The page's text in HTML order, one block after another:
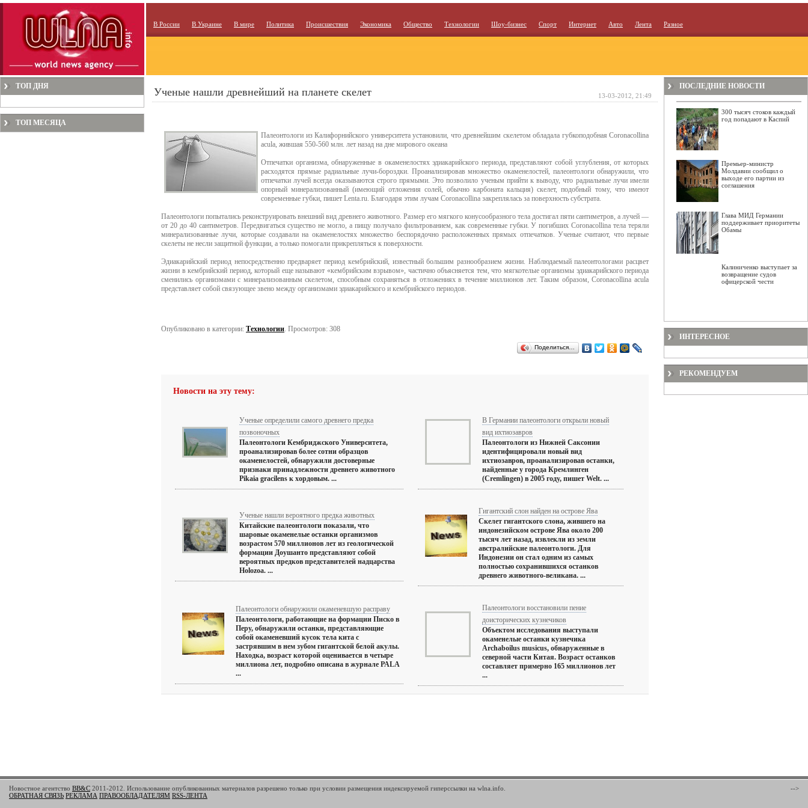
В России В Украине В мире Политика Происшествия Экономика Общество Технологии Шоу-бизнес Спорт Интернет Авто Лента Разное
ТОП ДНЯ
ТОП МЕСЯЦА
Ученые нашли древнейший на планете скелет
Палеонтологи из Калифорнийского университета установили, что древнейшим скелетом обладала губкоподобная Coronacollina
acula, жившая 550-560 млн. лет назад на дне мирового океана
Отпечатки организма, обнаруженные в окаменелостях эдиакарийского периода, представляют собой углубления, от которых
расходятся прямые радиальные лучи-бороздки. Проанализировав множество окаменелостей, палеонтологи обнаружили, что
отпечатки лучей всегда оказываются строго прямыми. Это позволило ученым прийти к выводу, что радиальные лучи имели
опорный минерализованный (имеющий отложения солей, обычно карбоната кальция) скелет, подобный тому, что имеют
современные губки, пишет Lenta.ru. Благодаря этим лучам Coronacollina закреплялась за поверхность субстрата.
Палеонтологи попытались реконструировать внешний вид древнего животного. Размер его мягкого конусообразного тела достигал пяти сантиметров, а лучей —
от 20 до 40 сантиметров. Передвигаться существо не могло, а пищу получало фильтрованием, как современные губки. У погибших Coronacollina тела теряли
минерализованные лучи, которые создавали на окаменелостях множество беспорядочно расположенных прямых отпечатков. Ученые считают, что первые
скелеты не несли защитной функции, а только помогали прикрепляться к поверхности.
Эдиакарийский период непосредственно предваряет период кембрийский, известный большим разнообразием жизни. Наблюдаемый палеонтологами расцвет
жизни в кембрийский период, который еще называют «кембрийским взрывом», частично объясняется тем, что мягкотелые организмы эдиакарийского периода
сменились организмами с минерализованным скелетом, способным сохраняться в отложениях в течение миллионов лет. Таким образом, Coronacollina acula
представляет собой связующее звено между организмами эдиакарийского и кембрийского периодов.
Опубликовано в категории: Технологии. Просмотров: 308
Поделиться…
Новости на эту тему:
Ученые определили самого древнего предка
позвоночных
Палеонтологи Кембриджского Университета,
проанализировав более сотни образцов
окаменелостей, обнаружили достоверные
признаки принадлежности древнего животного
Pikaia gracilens к хордовым. ...
В Германии палеонтологи открыли новый
вид ихтиозавров
Палеонтологи из Нижней Саксонии
идентифицировали новый вид
ихтиозавров, проанализировав останки,
найденные у города Кремлинген
(Cremlingen) в 2005 году, пишет Welt. ...
Ученые нашли вероятного предка животных
Китайские палеонтологи показали, что
шаровые окаменелые останки организмов
возрастом 570 миллионов лет из геологической
формации Доушанто представляют собой
вероятных предков представителей надцарства
Holozoa. ...
Гигантский слон найден на острове Ява
Скелет гигантского слона, жившего на
индонезийском острове Ява около 200
тысяч лет назад, извлекли из земли
австралийские палеонтологи. Для
Индонезии он стал одним из самых
полностью сохранившихся останков
древнего животного-великана. ...
Палеонтологи обнаружили окаменевшую расправу
Палеонтологи, работающие на формации Писко в
Перу, обнаружили останки, представляющие
собой окаменевший кусок тела кита с
застрявшим в нем зубом гигантской белой акулы.
Находка, возраст которой оценивается в четыре
миллиона лет, подробно описана в журнале PALA
...
Палеонтологи восстановили пение
доисторических кузнечиков
Объектом исследования выступали
окаменелые останки кузнечика
Archaboilus musicus, обнаруженные в
северной части Китая. Возраст останков
составляет примерно 165 миллионов лет
...
13-03-2012, 21:49
ПОСЛЕДНИЕ НОВОСТИ
300 тысяч стоков каждый
год попадают в Каспий
Премьер-министр
Молдавии сообщил о
выходе его партии из
соглашения
Глава МИД Германии
поддерживает приоритеты
Обамы
Калиниченко выступает за
возвращение судов
офицерской чести
ИНТЕРЕСНОЕ
РЕКОМЕНДУЕМ
Новостное агентство BB&C 2011-2012. Использование опубликованных материалов разрешено только при условии размещения индексируемой гиперссылки на wlna.info.
ОБРАТНАЯ СВЯЗЬ РЕКЛАМА ПРАВООБЛАДАТЕЛЯМ RSS-ЛЕНТА
-->